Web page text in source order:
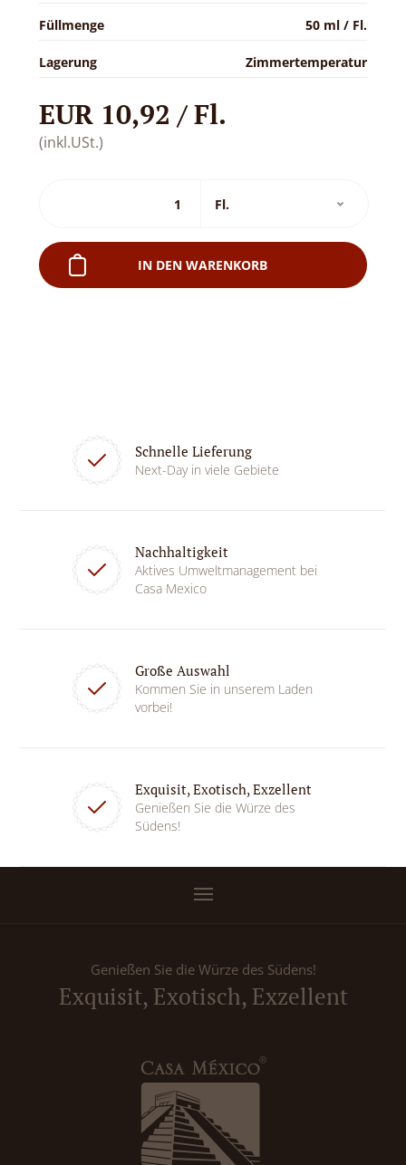
Füllmenge 50 ml / Fl.
Lagerung Zimmertemperatur
EUR 10,92 / Fl.
(inkl.USt.)
IN DEN WARENKORB
Schnelle Lieferung
Next-Day in viele Gebiete
Nachhaltigkeit
Aktives Umweltmanagement bei
Casa Mexico
Große Auswahl
Kommen Sie in unserem Laden
vorbei!
Exquisit, Exotisch, Exzellent
Genießen Sie die Würze des
Südens!
Genießen Sie die Würze des Südens!
Exquisit, Exotisch, Exzellent